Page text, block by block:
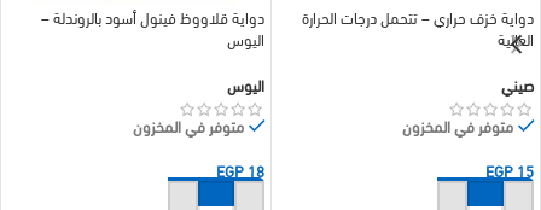
دواية خزف حراري – تتحمل درجات الحرارة
العالية
صيني
متوفر في المخزون
EGP15
دواية قلاووظ فينول أسود بالروندلة –
اليوس
اليوس
متوفر في المخزون
EGP18